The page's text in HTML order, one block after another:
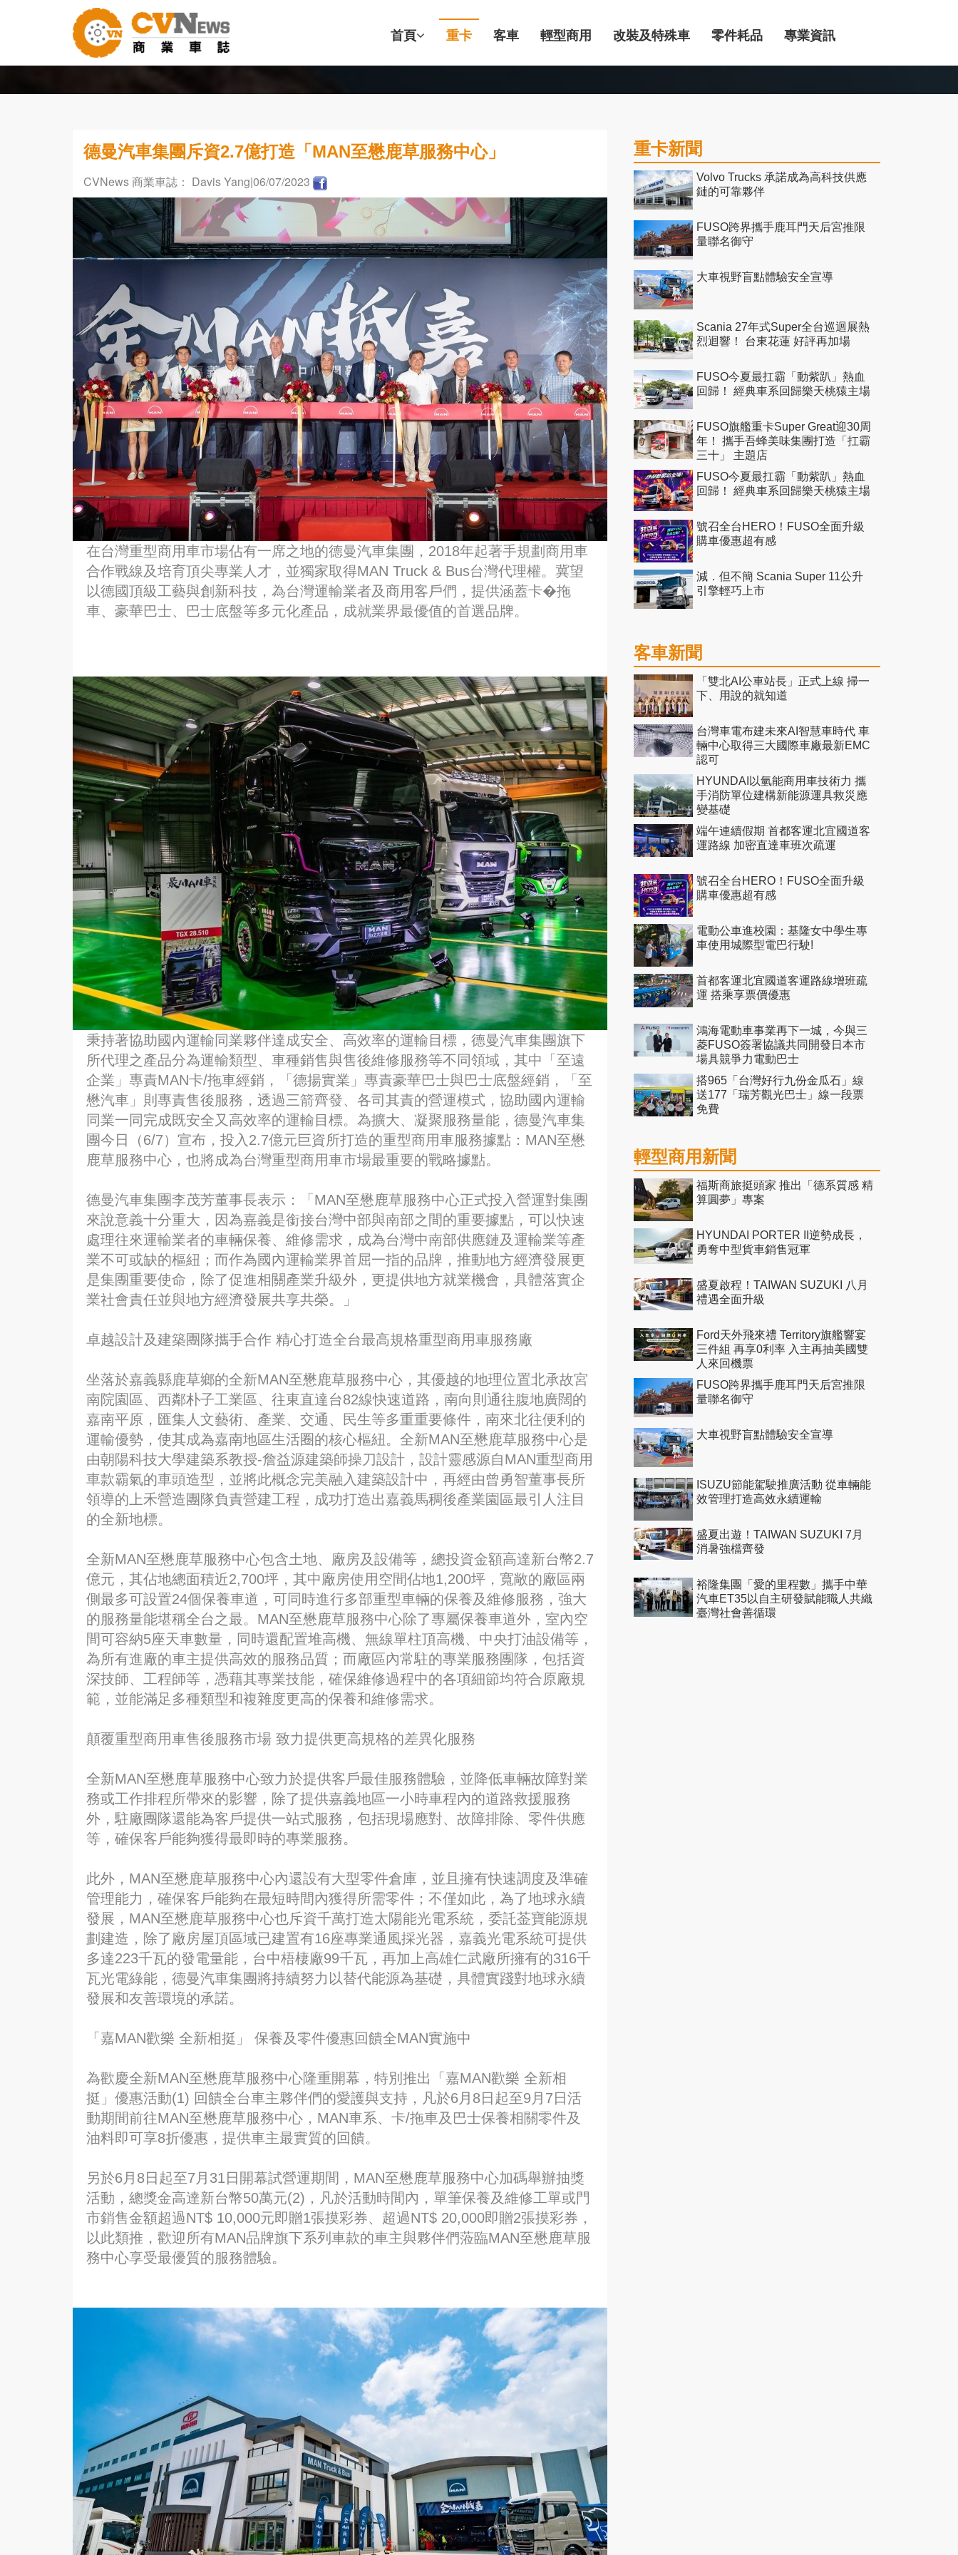
首頁 重卡 客車 輕型商用 改裝及特殊車 零件耗品 專業資訊
德曼汽車集團斥資2.7億打造「MAN至懋鹿草服務中心」
CVNews 商業車誌： Davis Yang|06/07/2023
在台灣重型商用車市場佔有一席之地的德曼汽車集團，2018年起著手規劃商用車
合作戰線及培育頂尖專業人才，並獨家取得MAN Truck & Bus台灣代理權。冀望
以德國頂級工藝與創新科技，為台灣運輸業者及商用客戶們，提供涵蓋卡�拖
車、豪華巴士、巴士底盤等多元化產品，成就業界最優值的首選品牌。
秉持著協助國內運輸同業夥伴達成安全、高效率的運輸目標，德曼汽車集團旗下
所代理之產品分為運輸類型、車種銷售與售後維修服務等不同領域，其中「至遠
企業」專責MAN卡/拖車經銷，「德揚實業」專責豪華巴士與巴士底盤經銷，「至
懋汽車」則專責售後服務，透過三箭齊發、各司其責的營運模式，協助國內運輸
同業一同完成既安全又高效率的運輸目標。為擴大、凝聚服務量能，德曼汽車集
團今日（6/7）宣布，投入2.7億元巨資所打造的重型商用車服務據點：MAN至懋
鹿草服務中心，也將成為台灣重型商用車市場最重要的戰略據點。
德曼汽車集團李茂芳董事長表示：「MAN至懋鹿草服務中心正式投入營運對集團
來說意義十分重大，因為嘉義是銜接台灣中部與南部之間的重要據點，可以快速
處理往來運輸業者的車輛保養、維修需求，成為台灣中南部供應鏈及運輸業等產
業不可或缺的樞紐；而作為國內運輸業界首屈一指的品牌，推動地方經濟發展更
是集團重要使命，除了促進相關產業升級外，更提供地方就業機會，具體落實企
業社會責任並與地方經濟發展共享共榮。」
卓越設計及建築團隊攜手合作 精心打造全台最高規格重型商用車服務廠
坐落於嘉義縣鹿草鄉的全新MAN至懋鹿草服務中心，其優越的地理位置北承故宮
南院園區、西鄰朴子工業區、往東直達台82線快速道路，南向則通往腹地廣闊的
嘉南平原，匯集人文藝術、產業、交通、民生等多重重要條件，南來北往便利的
運輸優勢，使其成為嘉南地區生活圈的核心樞紐。全新MAN至懋鹿草服務中心是
由朝陽科技大學建築系教授-詹益源建築師操刀設計，設計靈感源自MAN重型商用
車款霸氣的車頭造型，並將此概念完美融入建築設計中，再經由曾勇智董事長所
領導的上禾營造團隊負責營建工程，成功打造出嘉義馬稠後產業園區最引人注目
的全新地標。
全新MAN至懋鹿草服務中心包含土地、廠房及設備等，總投資金額高達新台幣2.7
億元，其佔地總面積近2,700坪，其中廠房使用空間佔地1,200坪，寬敞的廠區兩
側最多可設置24個保養車道，可同時進行多部重型車輛的保養及維修服務，強大
的服務量能堪稱全台之最。MAN至懋鹿草服務中心除了專屬保養車道外，室內空
間可容納5座天車數量，同時還配置堆高機、無線單柱頂高機、中央打油設備等，
為所有進廠的車主提供高效的服務品質；而廠區內常駐的專業服務團隊，包括資
深技師、工程師等，憑藉其專業技能，確保維修過程中的各項細節均符合原廠規
範，並能滿足多種類型和複雜度更高的保養和維修需求。
顛覆重型商用車售後服務市場 致力提供更高規格的差異化服務
全新MAN至懋鹿草服務中心致力於提供客戶最佳服務體驗，並降低車輛故障對業
務或工作排程所帶來的影響，除了提供嘉義地區一小時車程內的道路救援服務
外，駐廠團隊還能為客戶提供一站式服務，包括現場應對、故障排除、零件供應
等，確保客戶能夠獲得最即時的專業服務。
此外，MAN至懋鹿草服務中心內還設有大型零件倉庫，並且擁有快速調度及準確
管理能力，確保客戶能夠在最短時間內獲得所需零件；不僅如此，為了地球永續
發展，MAN至懋鹿草服務中心也斥資千萬打造太陽能光電系統，委託菳寶能源規
劃建造，除了廠房屋頂區域已建置有16座專業通風採光器，嘉義光電系統可提供
多達223千瓦的發電量能，台中梧棲廠99千瓦，再加上高雄仁武廠所擁有的316千
瓦光電綠能，德曼汽車集團將持續努力以替代能源為基礎，具體實踐對地球永續
發展和友善環境的承諾。
「嘉MAN歡樂 全新相挺」 保養及零件優惠回饋全MAN實施中
為歡慶全新MAN至懋鹿草服務中心隆重開幕，特別推出「嘉MAN歡樂 全新相
挺」優惠活動(1) 回饋全台車主夥伴們的愛護與支持，凡於6月8日起至9月7日活
動期間前往MAN至懋鹿草服務中心，MAN車系、卡/拖車及巴士保養相關零件及
油料即可享8折優惠，提供車主最實質的回饋。
另於6月8日起至7月31日開幕試營運期間，MAN至懋鹿草服務中心加碼舉辦抽獎
活動，總獎金高達新台幣50萬元(2)，凡於活動時間內，單筆保養及維修工單或門
市銷售金額超過NT$ 10,000元即贈1張摸彩券、超過NT$ 20,000即贈2張摸彩券，
以此類推，歡迎所有MAN品牌旗下系列車款的車主與夥伴們蒞臨MAN至懋鹿草服
務中心享受最優質的服務體驗。
重卡新聞
Volvo Trucks 承諾成為高科技供應
鏈的可靠夥伴
FUSO跨界攜手鹿耳門天后宮推限
量聯名御守
大車視野盲點體驗安全宣導
Scania 27年式Super全台巡迴展熱
烈迴響！ 台東花蓮 好評再加場
FUSO今夏最扛霸「動紫趴」熱血
回歸！ 經典車系回歸樂天桃猿主場
FUSO旗艦重卡Super Great迎30周
年！ 攜手吾蜂美味集團打造「扛霸
三十」 主題店
FUSO今夏最扛霸「動紫趴」熱血
回歸！ 經典車系回歸樂天桃猿主場
號召全台HERO！FUSO全面升級
購車優惠超有感
減．但不簡 Scania Super 11公升
引擎輕巧上市
客車新聞
「雙北AI公車站長」正式上線 掃一
下、用說的就知道
台灣車電布建未來AI智慧車時代 車
輛中心取得三大國際車廠最新EMC
認可
HYUNDAI以氫能商用車技術力 攜
手消防單位建構新能源運具救災應
變基礎
端午連續假期 首都客運北宜國道客
運路線 加密直達車班次疏運
號召全台HERO！FUSO全面升級
購車優惠超有感
電動公車進校園：基隆女中學生專
車使用城際型電巴行駛!
首都客運北宜國道客運路線增班疏
運 搭乘享票價優惠
鴻海電動車事業再下一城，今與三
菱FUSO簽署協議共同開發日本市
場具競爭力電動巴士
搭965「台灣好行九份金瓜石」線
送177「瑞芳觀光巴士」線一段票
免費
輕型商用新聞
福斯商旅挺頭家 推出「德系質感 精
算圓夢」專案
HYUNDAI PORTER II逆勢成長，
勇奪中型貨車銷售冠軍
盛夏啟程！TAIWAN SUZUKI 八月
禮遇全面升級
Ford天外飛來禮 Territory旗艦響宴
三件組 再享0利率 入主再抽美國雙
人來回機票
FUSO跨界攜手鹿耳門天后宮推限
量聯名御守
大車視野盲點體驗安全宣導
ISUZU節能駕駛推廣活動 從車輛能
效管理打造高效永續運輸
盛夏出遊！TAIWAN SUZUKI 7月
消暑強檔齊發
裕隆集團「愛的里程數」攜手中華
汽車ET35以自主研發賦能職人共織
臺灣社會善循環